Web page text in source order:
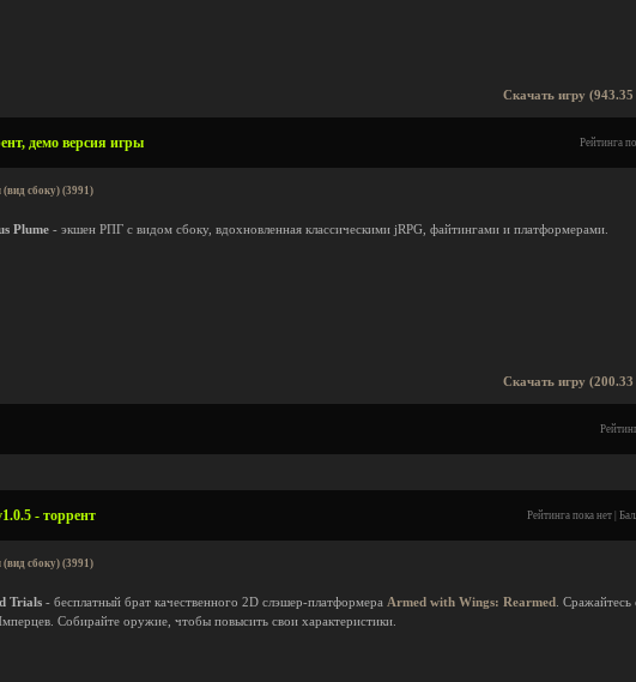
Скачать игру
демо версия игры Рейтинга
сбоку) (3991)
Plume - экшен РПГ с видом сбоку, вдохновленная классическими jRPG, файтингами и платформерами.
Скачать игру
- торрент Рейтинга пока нет |
сбоку) (3991)
Trials - бесплатный брат качественного 2D слэшер-платформера Armed with Wings: Rearmed
. Сражайтесь
Собирайте оружие, чтобы повысить свои характеристики.